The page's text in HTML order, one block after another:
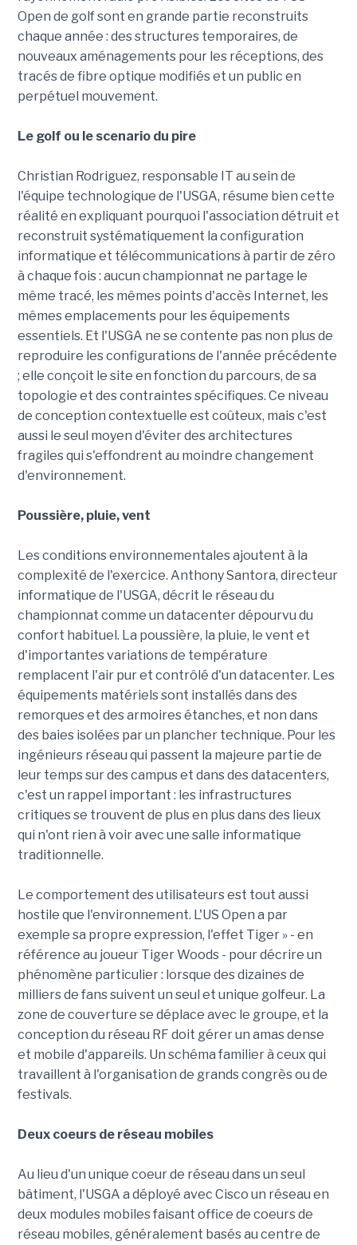
Open de golf sont en grande partie reconstruits
chaque année : des structures temporaires, de
nouveaux aménagements pour les réceptions, des
tracés de fibre optique modifiés et un public en
perpétuel mouvement.
Le golf ou le scenario du pire
Christian Rodriguez, responsable IT au sein de
l'équipe technologique de l'USGA, résume bien cette
réalité en expliquant pourquoi l'association détruit et
reconstruit systématiquement la configuration
informatique et télécommunications à partir de zéro
à chaque fois : aucun championnat ne partage le
même tracé, les mêmes points d'accès Internet, les
mêmes emplacements pour les équipements
essentiels. Et l'USGA ne se contente pas non plus de
reproduire les configurations de l'année précédente
; elle conçoit le site en fonction du parcours, de sa
topologie et des contraintes spécifiques. Ce niveau
de conception contextuelle est coûteux, mais c'est
aussi le seul moyen d'éviter des architectures
fragiles qui s'effondrent au moindre changement
d'environnement.
Poussière, pluie, vent
Les conditions environnementales ajoutent à la
complexité de l'exercice. Anthony Santora, directeur
informatique de l'USGA, décrit le réseau du
championnat comme un datacenter dépourvu du
confort habituel. La poussière, la pluie, le vent et
d'importantes variations de température
remplacent l'air pur et contrôlé d'un datacenter. Les
équipements matériels sont installés dans des
remorques et des armoires étanches, et non dans
des baies isolées par un plancher technique. Pour les
ingénieurs réseau qui passent la majeure partie de
leur temps sur des campus et dans des datacenters,
c'est un rappel important : les infrastructures
critiques se trouvent de plus en plus dans des lieux
qui n'ont rien à voir avec une salle informatique
traditionnelle.
Le comportement des utilisateurs est tout aussi
hostile que l'environnement. L'US Open a par
exemple sa propre expression, l'effet Tiger » - en
référence au joueur Tiger Woods - pour décrire un
phénomène particulier : lorsque des dizaines de
milliers de fans suivent un seul et unique golfeur. La
zone de couverture se déplace avec le groupe, et la
conception du réseau RF doit gérer un amas dense
et mobile d'appareils. Un schéma familier à ceux qui
travaillent à l'organisation de grands congrès ou de
festivals.
Deux coeurs de réseau mobiles
Au lieu d'un unique coeur de réseau dans un seul
bâtiment, l'USGA a déployé avec Cisco un réseau en
deux modules mobiles faisant office de coeurs de
réseau mobiles, généralement basés au centre de